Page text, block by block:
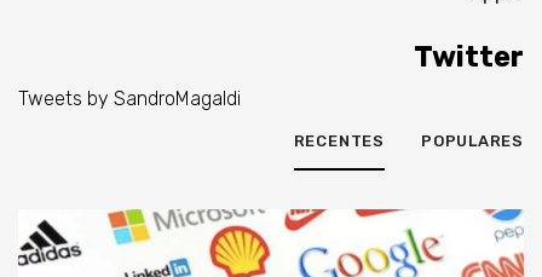
Twitter
Tweets by SandroMagaldi
POPULARES
RECENTES